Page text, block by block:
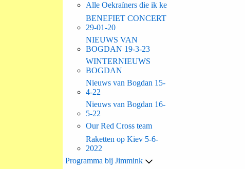
Alle Oekraïners die ik ke
BENEFIET CONCERT
29-01-20
NIEUWS VAN
BOGDAN 19-3-23
WINTERNIEUWS
BOGDAN
Nieuws van Bogdan 15-
4-22
Nieuws van Bogdan 16-
5-22
Our Red Cross team
Raketten op Kiev 5-6-
2022
Programma bij Jimmink